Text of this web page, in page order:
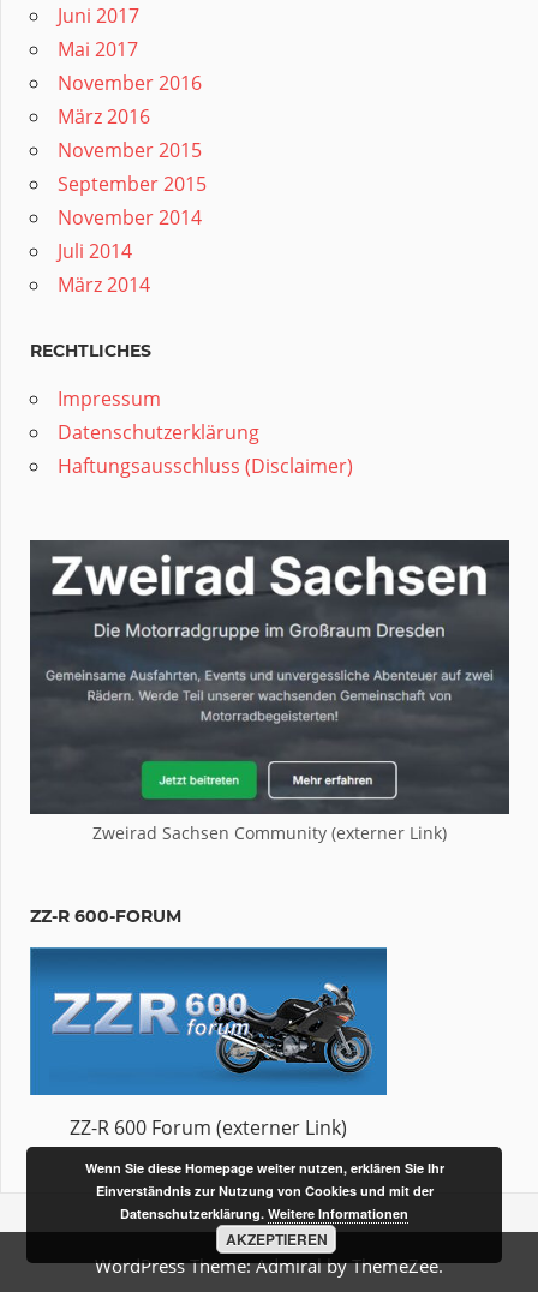
Juni 2017
Mai 2017
November 2016
März 2016
November 2015
September 2015
November 2014
Juli 2014
März 2014
RECHTLICHES
Impressum
Datenschutzerklärung
Haftungsausschluss (Disclaimer)
Zweirad Sachsen Community (externer Link)
ZZ-R 600-FORUM
ZZ-R 600 Forum (externer Link)
WordPress Theme: Admiral by ThemeZee.
Wenn Sie diese Homepage weiter nutzen, erklären Sie Ihr
Einverständnis zur Nutzung von Cookies und mit der
Datenschutzerklärung.Weitere Informationen
AKZEPTIEREN